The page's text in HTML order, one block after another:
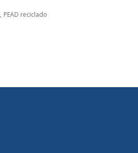
PEAD reciclado